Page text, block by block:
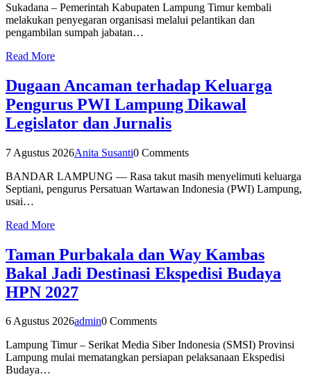
Sukadana – Pemerintah Kabupaten Lampung Timur kembali
melakukan penyegaran organisasi melalui pelantikan dan
pengambilan sumpah jabatan…
Read More
Dugaan Ancaman terhadap Keluarga
Pengurus PWI Lampung Dikawal
Legislator dan Jurnalis
7 Agustus 2026Anita Susanti0 Comments
BANDAR LAMPUNG — Rasa takut masih menyelimuti keluarga
Septiani, pengurus Persatuan Wartawan Indonesia (PWI) Lampung,
usai…
Read More
Taman Purbakala dan Way Kambas
Bakal Jadi Destinasi Ekspedisi Budaya
HPN 2027
6 Agustus 2026admin0 Comments
Lampung Timur – Serikat Media Siber Indonesia (SMSI) Provinsi
Lampung mulai mematangkan persiapan pelaksanaan Ekspedisi
Budaya…